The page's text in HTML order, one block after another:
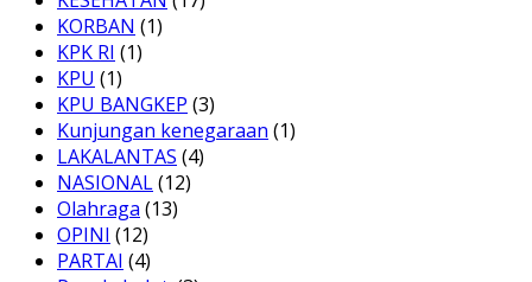
KORBAN (1)
KPK RI (1)
KPU (1)
KPU BANGKEP (3)
Kunjungan kenegaraan (1)
LAKALANTAS (4)
NASIONAL(12)
Olahraga (13)
OPINI (12)
PARTAI (4)